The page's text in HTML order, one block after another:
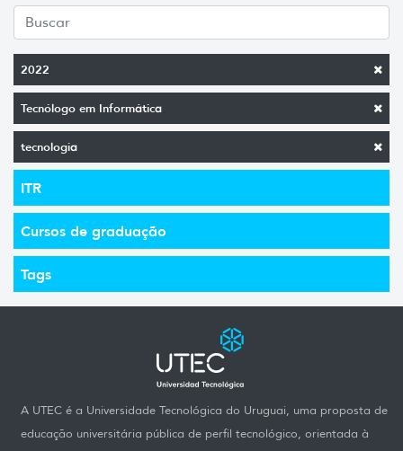
2022
Tecnólogo em Informática
tecnologia
ITR
Cursos de graduação
Tags
A UTEC é a Universidade Tecnológica do Uruguai, uma proposta de
educação universitária pública de perfil tecnológico, orientada à